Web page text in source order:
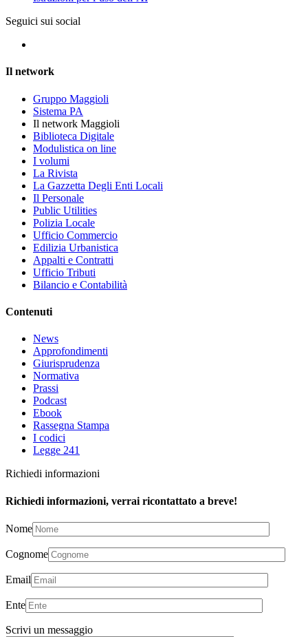
Seguici sui social
Il network
Gruppo Maggioli
Sistema PA
Il network Maggioli
Biblioteca Digitale
Modulistica on line
I volumi
La Rivista
La Gazzetta Degli Enti Locali
Il Personale
Public Utilities
Polizia Locale
Ufficio Commercio
Edilizia Urbanistica
Appalti e Contratti
Ufficio Tributi
Bilancio e Contabilità
Contenuti
News
Approfondimenti
Giurisprudenza
Normativa
Prassi
Podcast
Ebook
Rassegna Stampa
I codici
Legge 241
Richiedi informazioni
Richiedi informazioni, verrai ricontattato a breve!
Nome
Cognome
Email
Ente
Scrivi un messaggio